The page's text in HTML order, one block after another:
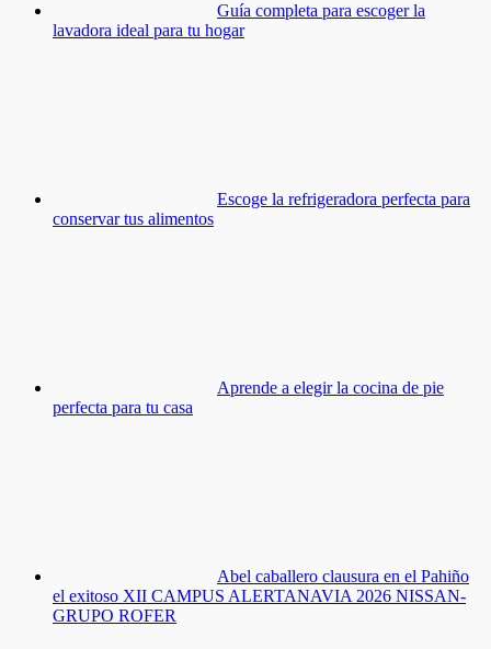
Guía completa para escoger la
lavadora ideal para tu hogar
Escoge la refrigeradora perfecta para
conservar tus alimentos
Aprende a elegir la cocina de pie
perfecta para tu casa
Abel caballero clausura en el Pahiño
el exitoso XII CAMPUS ALERTANAVIA 2026 NISSAN-
GRUPO ROFER